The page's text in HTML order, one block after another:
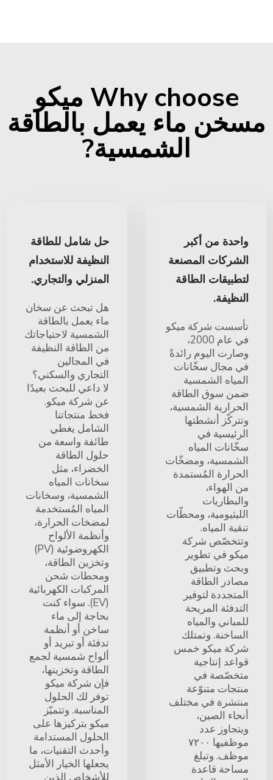
Why choose ميكو
مسخن ماء يعمل بالطاقة
الشمسية?
واحدة من أكبر
الشركات المصنعة
لتطبيقات الطاقة
النظيفة.
تأسست شركة ميكو
في عام 2000،
وصارت اليوم رائدةً
في مجال سخّانات
المياه الشمسية
ضمن سوق الطاقة
الحرارية الشمسية،
وتتركّز أنشطتها
الرئيسية في
سخّانات المياه
الشمسية، ومضخّات
الحرارة المُستمدة
من الهواء،
والبطاريات
الليثيومية، ومحطّات
تنقية المياه.
وتتخصّص شركة
ميكو في تطوير
وبحث وتطبيق
مصادر الطاقة
المتجددة لتوفير
التدفئة المريحة
للمباني والمياه
الساخنة. وتمتلك
شركة ميكو خمس
قواعد إنتاجية
متخصّصة في
منتجات متنوّعة
منتشرة في مختلف
أنحاء الصين،
ويتجاوز عدد
موظفيها ٧٢٠٠
موظف. وتبلغ
مساحة قاعدة
حل شامل للطاقة
النظيفة للاستخدام
المنزلي والتجاري.
هل تبحث عن سخان
ماء يعمل بالطاقة
الشمسية لاحتياجاتك
من الطاقة النظيفة
في المجالين
التجاري والسكني؟
لا داعي للبحث بعيدًا
عن شركة ميكو.
فخط منتجاتنا
الشامل يغطي
طائفة واسعة من
حلول الطاقة
الخضراء، مثل
سخانات المياه
الشمسية، وسخانات
المياه المُستخدمة
لمضخات الحرارة،
وأنظمة الألواح
الكهروضوئية (PV)
وتخزين الطاقة،
ومحطات شحن
المركبات الكهربائية
(EV). سواء كنت
بحاجة إلى ماء
ساخن أو أنظمة
تدفئة أو تبريد أو
ألواح شمسية لجمع
الطاقة وتخزينها،
فإن شركة ميكو
توفر لك الحلول
المناسبة. وتتميّز
ميكو بتركيزها على
الحلول المستدامة
وأحدث التقنيات، ما
يجعلها الخيار الأمثل